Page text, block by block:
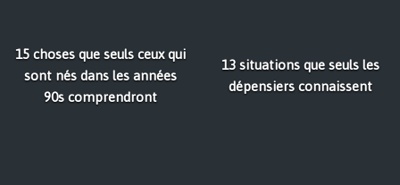
15 choses que seuls ceux qui
sont nés dans les années
90s comprendront
13 situations que seuls les
dépensiers connaissent